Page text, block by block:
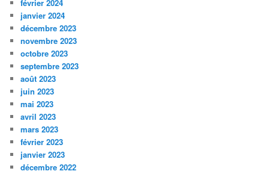
février 2024
janvier 2024
décembre 2023
novembre 2023
octobre 2023
septembre 2023
août 2023
juin 2023
mai 2023
avril 2023
mars 2023
février 2023
janvier 2023
décembre 2022